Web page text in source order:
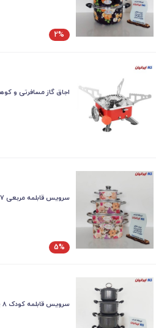
2%
اجاق گاز مسافرتی و
سرویس قابلمه مربعی 7 پارچه گلدار جنوب کد 16
5%
سرویس قابلمه کودک 8 پارچه روحی دسته دار